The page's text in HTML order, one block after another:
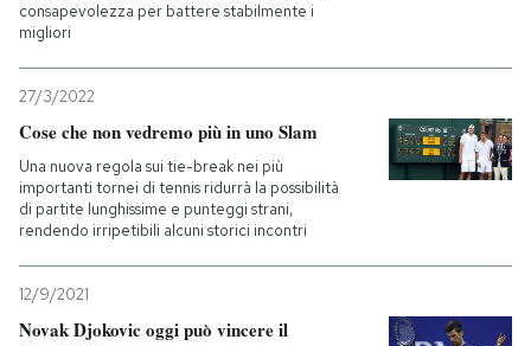
CALENDARIO
AREA PERSONALE
consapevolezza per battere stabilmente i
migliori
27/3/2022
Cose che non vedremo più in uno Slam
Una nuova regola sui tie-break nei più
importanti tornei di tennis ridurrà la possibilità
di partite lunghissime e punteggi strani,
rendendo irripetibili alcuni storici incontri
12/9/2021
Novak Djokovic oggi può vincere il